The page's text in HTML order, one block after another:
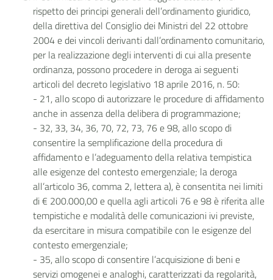
rispetto dei principi generali dell’ordinamento giuridico,
della direttiva del Consiglio dei Ministri del 22 ottobre
2004 e dei vincoli derivanti dall’ordinamento comunitario,
per la realizzazione degli interventi di cui alla presente
ordinanza, possono procedere in deroga ai seguenti
articoli del decreto legislativo 18 aprile 2016, n. 50:
- 21, allo scopo di autorizzare le procedure di affidamento
anche in assenza della delibera di programmazione;
- 32, 33, 34, 36, 70, 72, 73, 76 e 98, allo scopo di
consentire la semplificazione della procedura di
affidamento e l’adeguamento della relativa tempistica
alle esigenze del contesto emergenziale; la deroga
all’articolo 36, comma 2, lettera a), è consentita nei limiti
di € 200.000,00 e quella agli articoli 76 e 98 è riferita alle
tempistiche e modalità delle comunicazioni ivi previste,
da esercitare in misura compatibile con le esigenze del
contesto emergenziale;
- 35, allo scopo di consentire l’acquisizione di beni e
servizi omogenei e analoghi, caratterizzati da regolarità,